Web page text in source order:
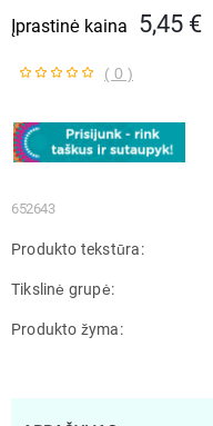
Įprastinė kaina 5,45 €
( 0 )
652643
Produkto tekstūra
Tikslinė grupė
Produkto žyma